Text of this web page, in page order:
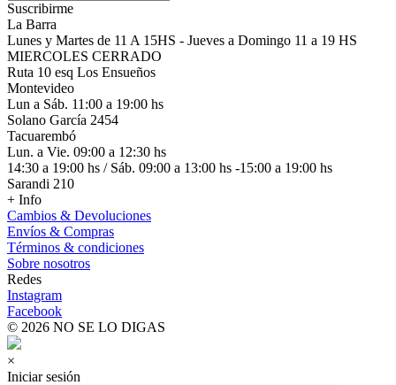
Suscribirme
La Barra
Lunes y Martes de 11 A 15HS - Jueves a Domingo 11 a 19 HS
MIERCOLES CERRADO
Ruta 10 esq Los Ensueños
Montevideo
Lun a Sáb. 11:00 a 19:00 hs
Solano García 2454
Tacuarembó
Lun. a Vie. 09:00 a 12:30 hs
14:30 a 19:00 hs / Sáb. 09:00 a 13:00 hs -15:00 a 19:00 hs
Sarandi 210
+ Info
Cambios & Devoluciones
Envíos & Compras
Términos & condiciones
Sobre nosotros
Redes
Instagram
Facebook
© 2026 NO SE LO DIGAS
×
Iniciar sesión